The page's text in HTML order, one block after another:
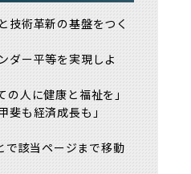
技術革新の基盤をつく
ダー平等を実現しよ
の人に健康と福祉を」
斐も経済成長も」
該当ページまで移動